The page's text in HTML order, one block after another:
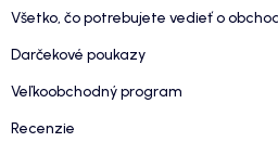
Všetko, čo potrebujete vedieť o
Darčekové poukazy
Veľkoobchodný program
Recenzie